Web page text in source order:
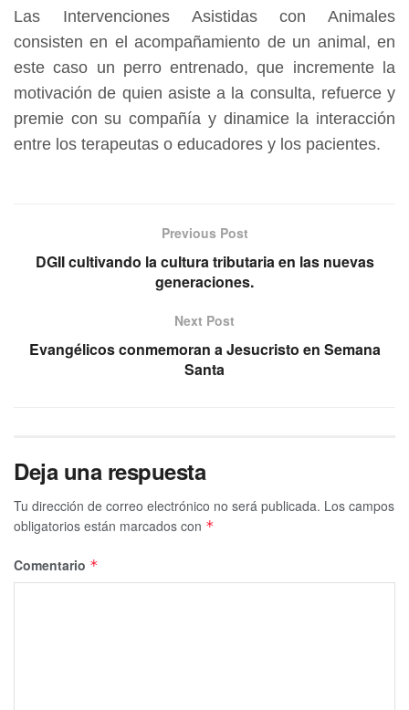
Las Intervenciones Asistidas con Animales
consisten en el acompañamiento de un animal, en
este caso un perro entrenado, que incremente la
motivación de quien asiste a la consulta, refuerce y
premie con su compañía y dinamice la interacción
entre los terapeutas o educadores y los pacientes.
Previous Post
DGII cultivando la cultura tributaria en las nuevas
generaciones.
Next Post
Evangélicos conmemoran a Jesucristo en Semana
Santa
Deja una respuesta
Tu dirección de correo electrónico no será publicada. Los campos
obligatorios están marcados con *
Comentario *